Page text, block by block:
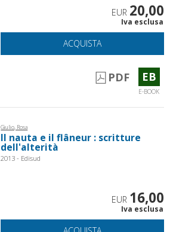
EUR 20,00
Iva esclusa
ACQUISTA
PDF EB
E-BOOK
Giulio, Rosa
Il nauta e il flâneur : scritture
dell'alterità
2013 - Edisud
EUR 16,00
Iva esclusa